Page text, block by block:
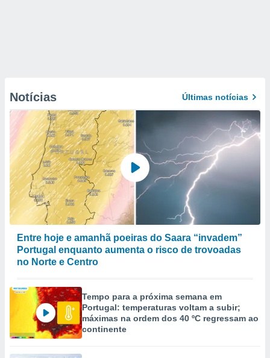
Notícias Últimas notícias
Entre hoje e amanhã poeiras do Saara “invadem”
Portugal enquanto aumenta o risco de trovoadas
no Norte e Centro
Tempo para a próxima semana em
Portugal: temperaturas voltam a subir;
máximas na ordem dos 40 ºC regressam ao
continente